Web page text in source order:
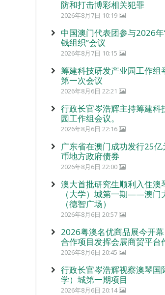
防和打击博彩相关犯罪
2026年8月7日 10:19
中国澳门代表团参与2026
钱组织”会议
2026年8月7日 10:15
筹建科技研发产业园工作组
第一次会议
2026年8月6日 22:21
行政长官岑浩辉主持筹建科
园工作组会议。
2026年8月6日 22:16
广东省在澳门成功发行25亿
币地方政府债券
2026年8月6日 22:00
澳大首批研究生顺利入住澳
（大学）城第一期——澳门
（德智广场）
2026年8月6日 20:57
2026粤澳名优商品展今开
合作项目发挥会展商贸平台
2026年8月6日 20:45
行政长官岑浩辉视察澳琴国
学）城第一期项目
2026年8月6日 20:14